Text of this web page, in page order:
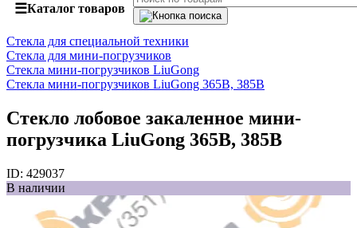
☰Каталог товаров
Стекла для специальной техники
Стекла для мини-погрузчиков
Стекла мини-погрузчиков LiuGong
Стекла мини-погрузчиков LiuGong 365B, 385B
Стекло лобовое закаленное мини-
погрузчика LiuGong 365B, 385B
ID: 429037
В наличии